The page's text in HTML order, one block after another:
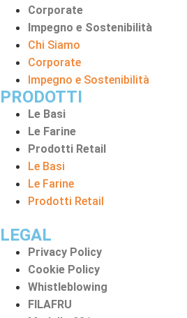
Corporate
Impegno e Sostenibilità
Chi Siamo
Corporate
Impegno e Sostenibilità
PRODOTTI
Le Basi
Le Farine
Prodotti Retail
Le Basi
Le Farine
Prodotti Retail
LEGAL
Privacy Policy
Cookie Policy
Whistleblowing
FILAFRU